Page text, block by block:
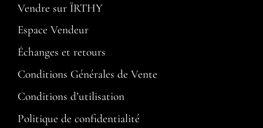
Vendre sur ÏRTHY
Espace Vendeur
Échanges et retours
Conditions Générales de Vente
Conditions d’utilisation​
Politique de confidentialité